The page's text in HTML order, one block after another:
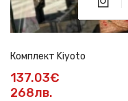
Комплект Kiyoto
137.03€
268лв.